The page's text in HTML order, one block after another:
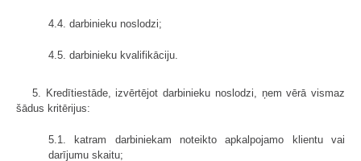
4.4. darbinieku noslodzi;
4.5. darbinieku kvalifikāciju.
5. Kredītiestāde, izvērtējot darbinieku noslodzi, ņem vērā vismaz
šādus kritērijus:
5.1. katram darbiniekam noteikto apkalpojamo klientu vai
darījumu skaitu;